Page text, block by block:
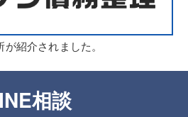
紹介されました。
相談